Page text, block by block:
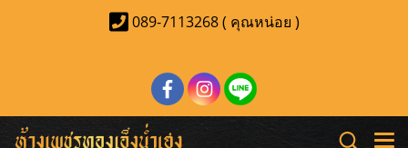
089-7113268 ( คุณหน่อย )